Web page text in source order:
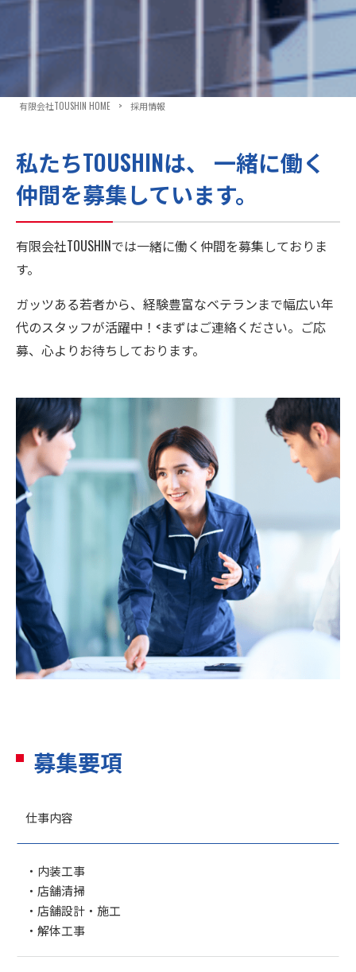
有限会社TOUSHIN HOME > 採用情報
私たちTOUSHINは、
一緒に働く
仲間を募集しています。
有限会社TOUSHINでは一緒に働く仲間を募集しておりま
す。
ガッツある若者から、経験豊富なベテランまで幅広い年
代のスタッフが活躍中！<まずはご連絡ください。ご応
募、心よりお待ちしております。
募集要項
仕事内容
・内装工事
・店舗清掃
・店舗設計・施工
・解体工事